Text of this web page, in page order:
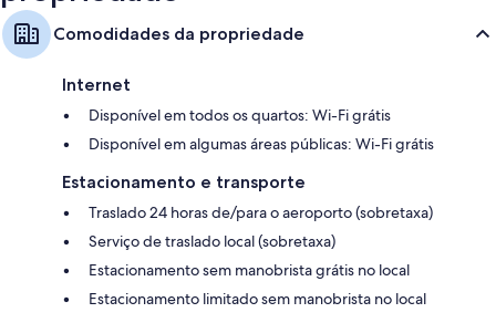
Comodidades da propriedade
Internet
Disponível em todos os quartos: Wi-Fi grátis
Disponível em algumas áreas públicas: Wi-Fi grátis
Estacionamento e transporte
Traslado 24 horas de/para o aeroporto (sobretaxa)
Serviço de traslado local (sobretaxa)
Estacionamento sem manobrista grátis no local
Estacionamento limitado sem manobrista no local